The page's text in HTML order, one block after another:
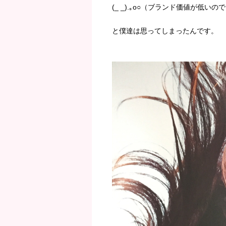
(_ _).｡o○（ブランド価値が低いの
と僕達は思ってしまったんです。